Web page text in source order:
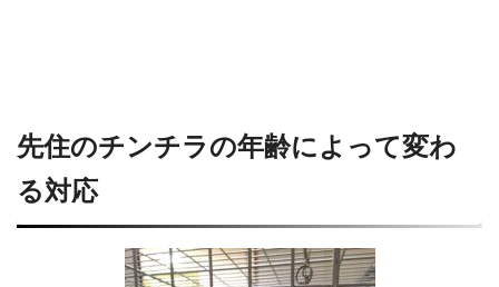
先住のチンチラの年齢によって変わ
る対応